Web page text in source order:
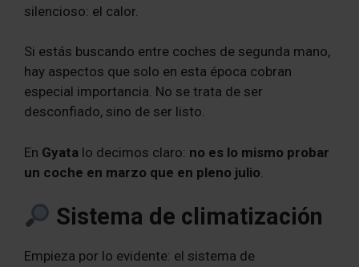
silencioso: el calor.
Si estás buscando entre coches de segunda mano,
hay aspectos que solo en esta época cobran
especial importancia. No se trata de ser
desconfiado, sino de ser listo.
En Gyata lo decimos claro: no es lo mismo probar
un coche en marzo que en pleno julio
Sistema de climatización
Empieza por lo evidente: el sistema de